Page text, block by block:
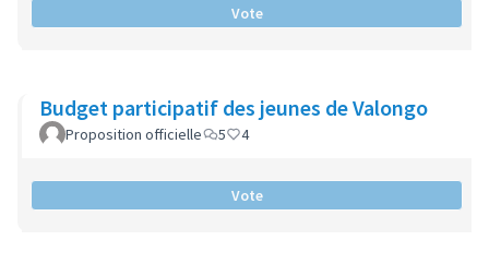
Vote
Budget participatif des jeunes de Valongo
Proposition officielle 5 4
Vote